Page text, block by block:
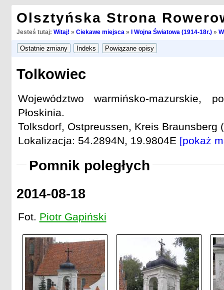
Olsztyńska Strona
Jesteś tutaj: Witaj! » Ciekawe miejsca » I Wojna Światowa (1914-18r.)»
Tolkowiec
Województwo warmińsko-mazurskie,
Płoskinia.
Tolksdorf, Ostpreussen, Kreis Braunsberg
Lokalizacja: 54.2894N, 19.9804E [pokaż
Pomnik poległych
2014-08-18
Fot. Piotr Gapiński